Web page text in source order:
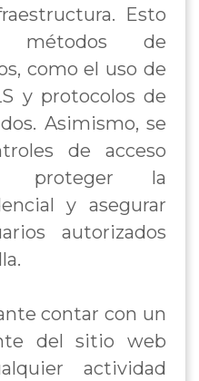
Esto
métodos de
como el uso de
y protocolos de
Asimismo, se
de acceso
proteger la
y asegurar
autorizados
contar con un
del sitio web
actividad